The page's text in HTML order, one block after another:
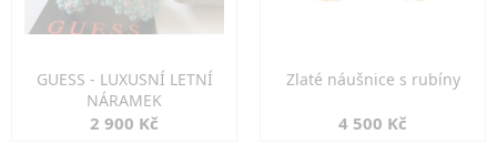
GUESS - LUXUSNÍ LETNÍ
NÁRAMEK
2 900 Kč
Zlaté náušnice s rubíny
4 500 Kč